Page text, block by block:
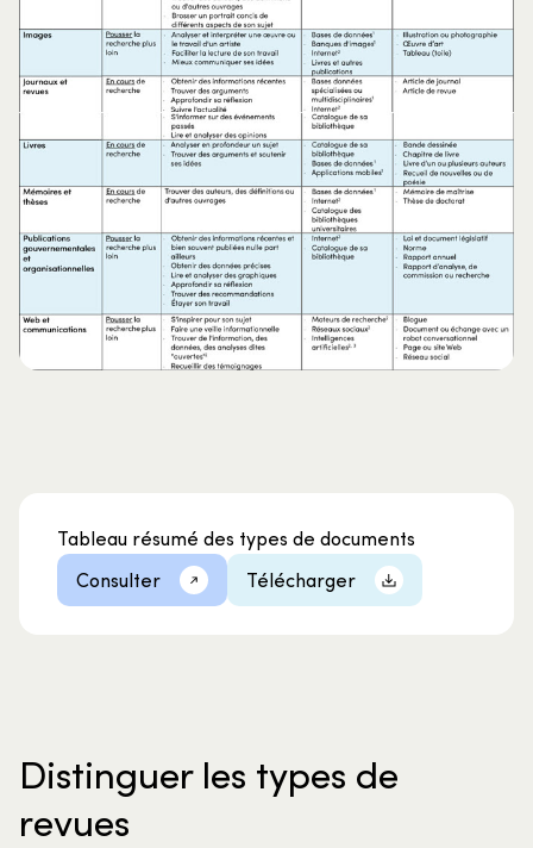
Tableau résumé des types de documents
Consulter
Télécharger
Distinguer les types de
revues